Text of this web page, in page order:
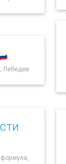
🇷🇺
Лебедев